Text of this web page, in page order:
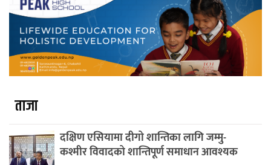
ताजा
दक्षिण एसियामा दीगो शान्तिका लागि जम्मु-
कश्मीर विवादको शान्तिपूर्ण समाधान आवश्यक